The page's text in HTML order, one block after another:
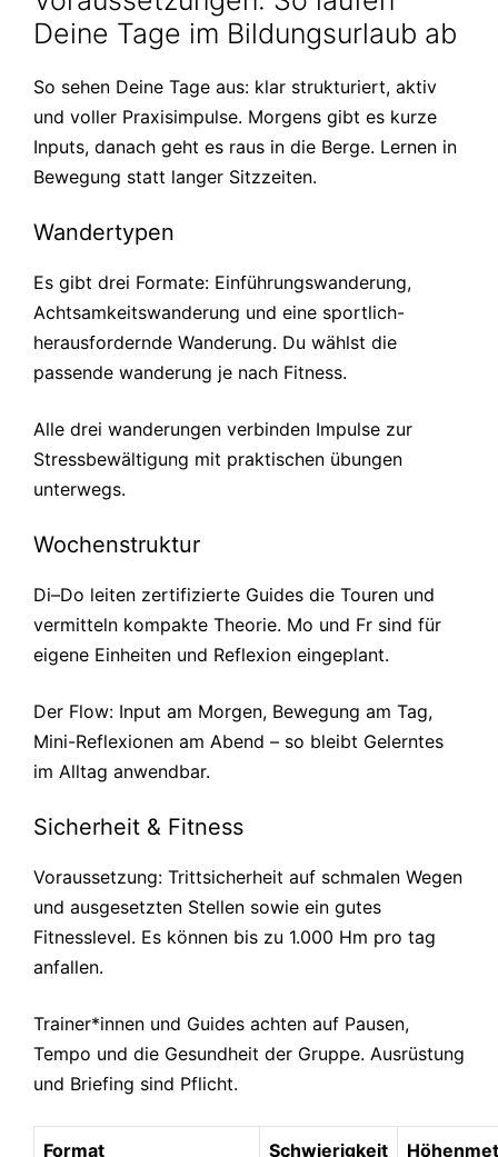
Deine Tage im Bildungsurlaub ab
So sehen Deine Tage aus: klar strukturiert, aktiv
und voller Praxisimpulse. Morgens gibt es kurze
Inputs, danach geht es raus in die Berge. Lernen in
Bewegung statt langer Sitzzeiten.
Wandertypen
Es gibt drei Formate: Einführungswanderung,
Achtsamkeitswanderung und eine sportlich-
herausfordernde Wanderung. Du wählst die
passende wanderung je nach Fitness.
Alle drei wanderungen verbinden Impulse zur
Stressbewältigung mit praktischen übungen
unterwegs.
Wochenstruktur
Di–Do leiten zertifizierte Guides die Touren und
vermitteln kompakte Theorie. Mo und Fr sind für
eigene Einheiten und Reflexion eingeplant.
Der Flow: Input am Morgen, Bewegung am Tag,
Mini-Reflexionen am Abend – so bleibt Gelerntes
im Alltag anwendbar.
Sicherheit & Fitness
Voraussetzung: Trittsicherheit auf schmalen Wegen
und ausgesetzten Stellen sowie ein gutes
Fitnesslevel. Es können bis zu 1.000 Hm pro tag
anfallen.
Trainer*innen und Guides achten auf Pausen,
Tempo und die Gesundheit der Gruppe. Ausrüstung
und Briefing sind Pflicht.
Format Schwierigkeit